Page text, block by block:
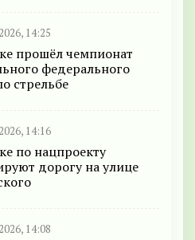
14:25
прошёл чемпионат
федерального
стрельбе
14:16
по нацпроекту
дорогу на улице
14:08